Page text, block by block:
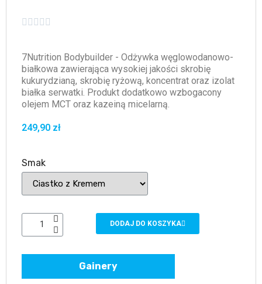
    
7Nutrition Bodybuilder - Odżywka węglowodanowo-
białkowa zawierająca wysokiej jakości skrobię
kukurydzianą, skrobię ryżową, koncentrat oraz izolat
białka serwatki. Produkt dodatkowo wzbogacony
olejem MCT oraz kazeiną micelarną.
249,90 zł
Smak
DODAJ DO KOSZYKA
Gainery